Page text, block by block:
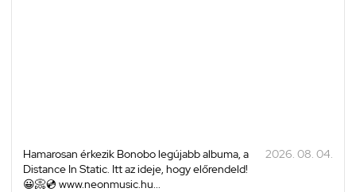
Hamarosan érkezik Bonobo legújabb albuma, a
Distance In Static. Itt az ideje, hogy előrendeld!
😀📀💿 www.neonmusic.hu...
2026. 08. 04.